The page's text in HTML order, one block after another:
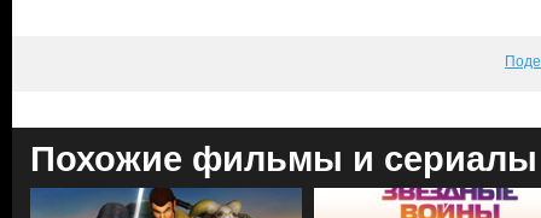
Похожие фильмы и сериалы